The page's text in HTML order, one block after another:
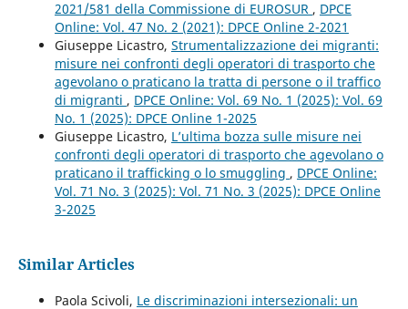
2021/581 della Commissione di EUROSUR , DPCE
Online: Vol. 47 No. 2 (2021): DPCE Online 2-2021
Giuseppe Licastro, Strumentalizzazione dei migranti:
misure nei confronti degli operatori di trasporto che
agevolano o praticano la tratta di persone o il traffico
di migranti , DPCE Online: Vol. 69 No. 1 (2025): Vol. 69
No. 1 (2025): DPCE Online 1-2025
Giuseppe Licastro, L’ultima bozza sulle misure nei
confronti degli operatori di trasporto che agevolano o
praticano il trafficking o lo smuggling , DPCE Online:
Vol. 71 No. 3 (2025): Vol. 71 No. 3 (2025): DPCE Online
3-2025
Similar Articles
Paola Scivoli, Le discriminazioni intersezionali: un